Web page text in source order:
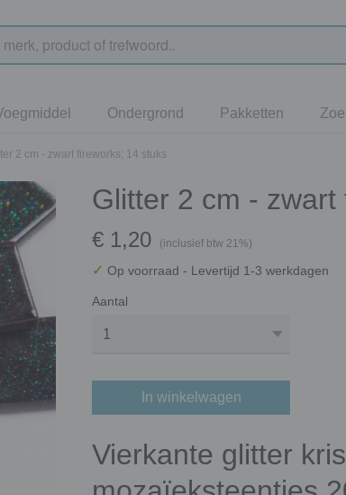
Ondergrond Pakketten
2 cm - zwart fireworks; 14 stuks
Glitter 2 cm -
€ 1,20 (inclusief btw 21%)
✓ Op voorraad - Levertijd 1-3 werkdagen
Aantal
In winkelwagen
Vierkante glitter